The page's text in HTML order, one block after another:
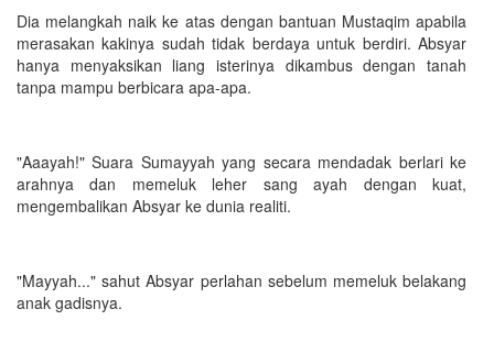
Dia melangkah naik ke atas dengan bantuan Mustaqim apabila
merasakan kakinya sudah tidak berdaya untuk berdiri. Absyar
hanya menyaksikan liang isterinya dikambus dengan tanah
tanpa mampu berbicara apa-apa.
"Aaayah!" Suara Sumayyah yang secara mendadak berlari ke
arahnya dan memeluk leher sang ayah dengan kuat,
mengembalikan Absyar ke dunia realiti.
"Mayyah..." sahut Absyar perlahan sebelum memeluk belakang
anak gadisnya.